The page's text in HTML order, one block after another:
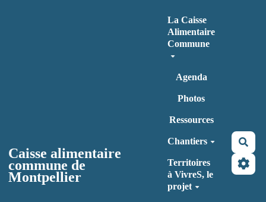
Caisse alimentaire
commune de
Montpellier
La Caisse
Alimentaire
Commune
Agenda
Photos
Ressources
Chantiers
Territoires
à VivreS, le
projet